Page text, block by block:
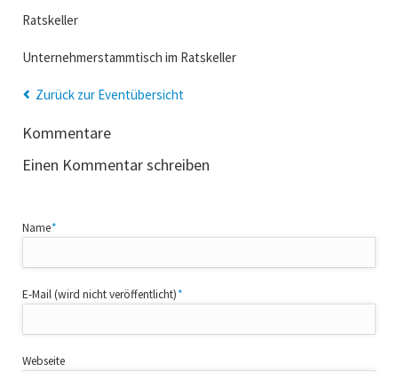
Ratskeller
Unternehmerstammtisch im Ratskeller
Zurück zur Eventübersicht
Kommentare
Einen Kommentar schreiben
Pflichtfeld
Name*
Pflichtfeld
E-Mail (wird nicht veröffentlicht)*
Webseite